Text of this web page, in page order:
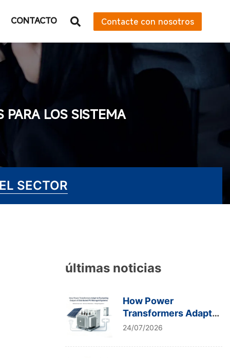
CONTACTO Contacte con nosotros
PARA LOS SISTEMA
SECTOR
últimas noticias
How Power
Transformers Adapt
to Fluctuating Output
Microgrid Systems
24/07/2026